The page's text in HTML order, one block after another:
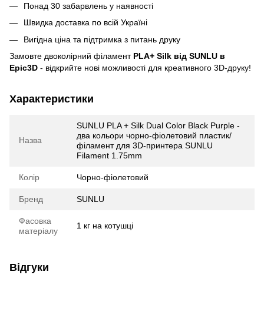
Понад 30 забарвлень у наявності
Швидка доставка по всій Україні
Вигідна ціна та підтримка з питань друку
Замовте двоколірний філамент PLA+ Silk від SUNLU в
Epic3D - відкрийте нові можливості для креативного 3D-друку!
Характеристики
Назва
SUNLU PLA + Silk Dual Color Black Purple -
два кольори чорно-фіолетовий пластик/
філамент для 3D-принтера SUNLU
Filament 1.75mm
Колір Чорно-фіолетовий
Бренд SUNLU
Фасовка
матеріалу
1 кг на котушці
Відгуки